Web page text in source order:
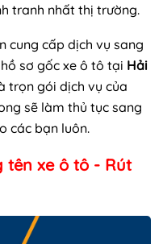
tranh nhất thị trường.
cung cấp dịch vụ sang
sơ gốc xe ô tô tại Hải
trọn gói dịch vụ của
sẽ làm thủ tục sang
các bạn luôn.
tên xe ô tô - Rút